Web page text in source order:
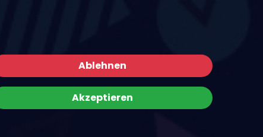
Ablehnen
Akzeptieren